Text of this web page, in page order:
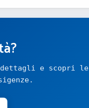
dettagli e scopri le